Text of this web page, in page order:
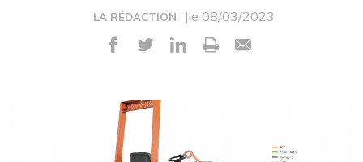
LA RÉDACTION |le 08/03/2023